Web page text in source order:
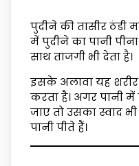
पुदीने की तासीर ठंडी
में पुदीने का पानी
साथ ताजगी भी देता है।
इसके अलावा यह
करता है। अगर पानी
जाए तो उसका स्वाद
पानी पीते हैं।